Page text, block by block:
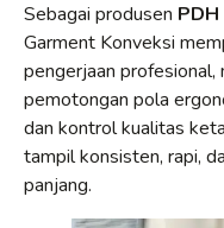
Sebagai produsen
Garment Konveksi
pengerjaan profesional,
pemotongan pola
dan kontrol kualitas
tampil konsisten, rapi,
panjang.